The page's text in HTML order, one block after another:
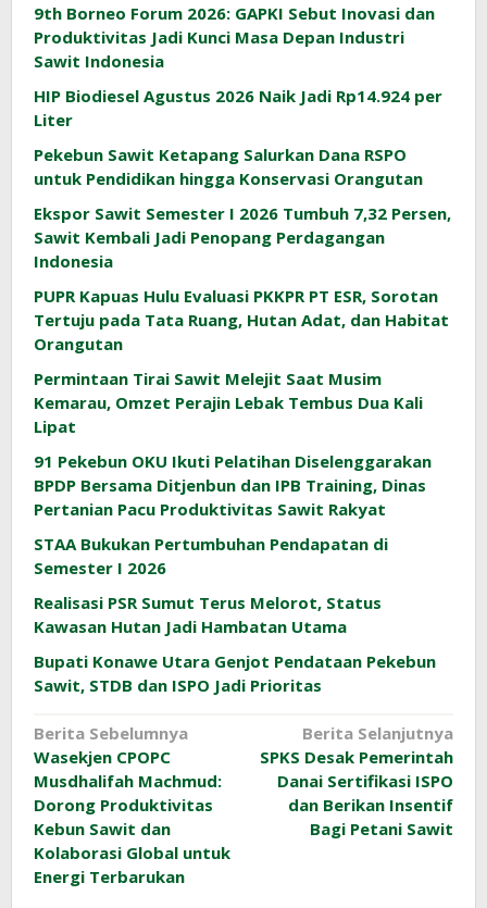
9th Borneo Forum 2026: GAPKI Sebut Inovasi dan
Produktivitas Jadi Kunci Masa Depan Industri
Sawit Indonesia
HIP Biodiesel Agustus 2026 Naik Jadi Rp14.924 per
Liter
Pekebun Sawit Ketapang Salurkan Dana RSPO
untuk Pendidikan hingga Konservasi Orangutan
Ekspor Sawit Semester I 2026 Tumbuh 7,32 Persen,
Sawit Kembali Jadi Penopang Perdagangan
Indonesia
PUPR Kapuas Hulu Evaluasi PKKPR PT ESR, Sorotan
Tertuju pada Tata Ruang, Hutan Adat, dan Habitat
Orangutan
Permintaan Tirai Sawit Melejit Saat Musim
Kemarau, Omzet Perajin Lebak Tembus Dua Kali
Lipat
91 Pekebun OKU Ikuti Pelatihan Diselenggarakan
BPDP Bersama Ditjenbun dan IPB Training, Dinas
Pertanian Pacu Produktivitas Sawit Rakyat
STAA Bukukan Pertumbuhan Pendapatan di
Semester I 2026
Realisasi PSR Sumut Terus Melorot, Status
Kawasan Hutan Jadi Hambatan Utama
Bupati Konawe Utara Genjot Pendataan Pekebun
Sawit, STDB dan ISPO Jadi Prioritas
Navigasi
pos
Berita Sebelumnya
Wasekjen CPOPC
Musdhalifah Machmud:
Dorong Produktivitas
Kebun Sawit dan
Kolaborasi Global untuk
Energi Terbarukan
Berita Selanjutnya
SPKS Desak Pemerintah
Danai Sertifikasi ISPO
dan Berikan Insentif
Bagi Petani Sawit